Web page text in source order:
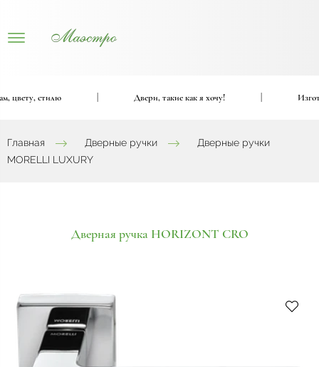
стилю Двери, такие как я хочу!
Главная Дверные ручки
Дверные ручки
MORELLI LUXURY
Дверная ручка HORIZONT CRO